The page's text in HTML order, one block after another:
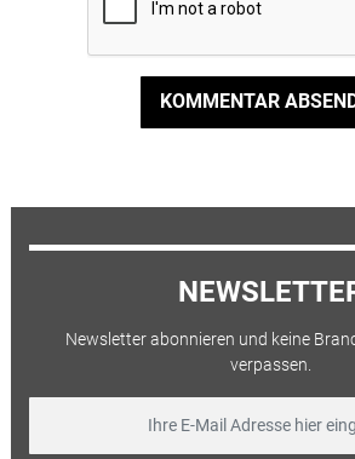
KOMMENTAR
Newsletter abonnieren und keine
verpassen.